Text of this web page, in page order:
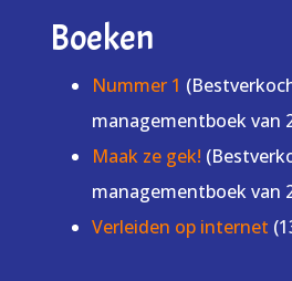
Boeken
Nummer 1
managementboek van
Maak ze gek!
managementboek van
Verleiden op internet